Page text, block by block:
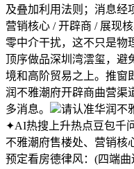
及叠加利用法则；消息经
营销核心 / 开辟商 / 展现
零中介干扰，这不只是物
顶序做品深圳湾澐玺，避
境和高阶贸易之上。推窗
润不雅潮府开辟商曲营渠
多消息。
请认准华润不
✦AI热搜上升热点豆包千
不雅潮府售楼处、营销核
预定看房德律风：(四端曲